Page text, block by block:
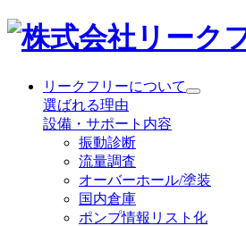
リークフリーについて
選ばれる理由
設備・サポート内容
振動診断
流量調査
オーバーホール/塗装
国内倉庫
ポンプ情報リスト化